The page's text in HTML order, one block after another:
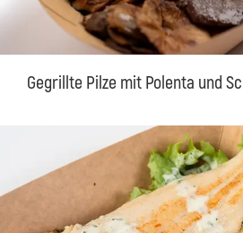
Gegrillte Pilze mit Polenta und